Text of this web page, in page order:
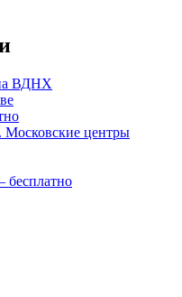
ВДНХ
центры
бесплатно